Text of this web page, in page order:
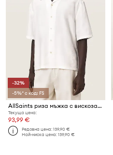
-32%
-5%* с код: FS
AllSaints риза мъжка с вискоза PURLEY
Текуща цена:
93,99 €
Редовна цена:139,90 €
Най-ниска цена:139,90 €